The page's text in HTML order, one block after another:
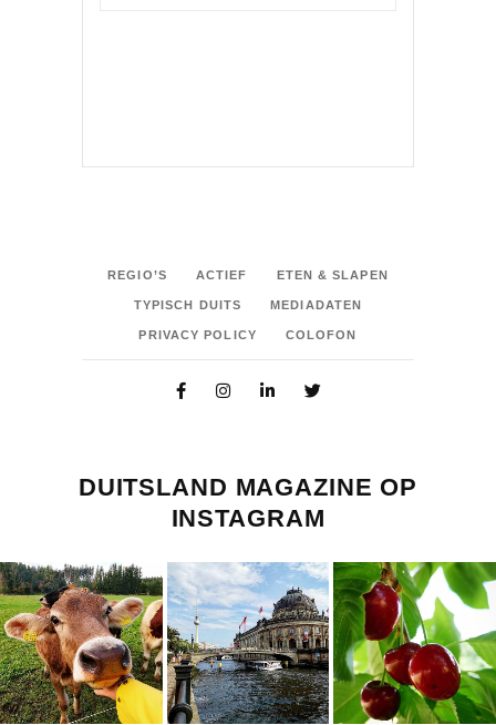
REGIO’S ACTIEF ETEN & SLAPEN
TYPISCH DUITS MEDIADATEN
PRIVACY POLICY COLOFON
DUITSLAND MAGAZINE OP
INSTAGRAM